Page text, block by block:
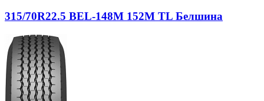
315/70R22.5 BEL-148М 152M TL Белшина